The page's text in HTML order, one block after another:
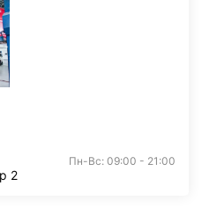
Пн-Вс: 09:00 - 21:00
2